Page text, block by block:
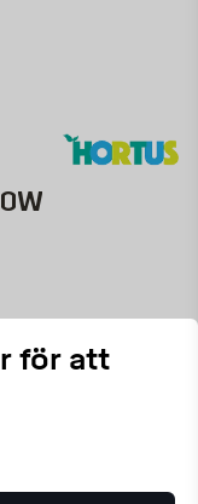
för att
eller på ett
har 3
som kan